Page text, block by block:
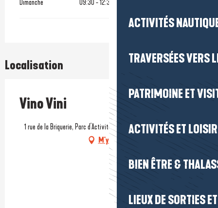
ACTIVITÉS
TRAVERSÉES VERS
PATRIMOINE ET
ACTIVITÉS ET
BIEN ÊTRE &
LIEUX DE SORTIES
Dimanche 09:30 - 12:30
Localisation
Vino Vini
1 rue de la Briquerie, Parc d'Activités de Villejames, 44350 Guérande
M'y rendre